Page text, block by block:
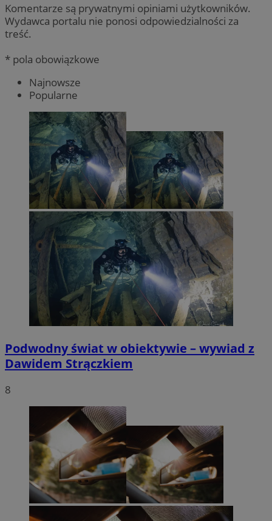
Komentarze są prywatnymi opiniami użytkowników.
Wydawca portalu nie ponosi odpowiedzialności za
treść.
* pola obowiązkowe
Najnowsze
Popularne
Podwodny świat w obiektywie – wywiad z
Dawidem Strączkiem
8